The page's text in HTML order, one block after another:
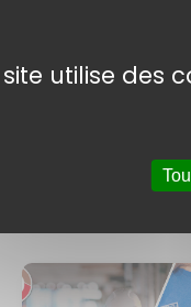
site utilise des